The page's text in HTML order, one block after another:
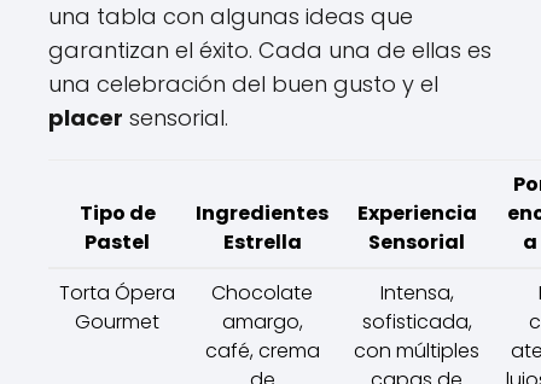
una tabla con algunas ideas que
garantizan el éxito. Cada una de ellas es
una celebración del buen gusto y el
placer sensorial.
Tipo de
Pastel
Ingredientes
Estrella
Experiencia
Sensorial
Torta Ópera
Gourmet
Chocolate
amargo,
café, crema
Intensa,
sofisticada,
con múltiples